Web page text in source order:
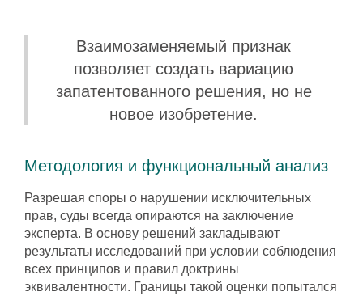
Взаимозаменяемый признак
позволяет создать вариацию
запатентованного решения, но не
новое изобретение.
Методология и функциональный анализ
Разрешая споры о нарушении исключительных
прав, суды всегда опираются на заключение
эксперта. В основу решений закладывают
результаты исследований при условии соблюдения
всех принципов и правил доктрины
эквивалентности. Границы такой оценки попытался